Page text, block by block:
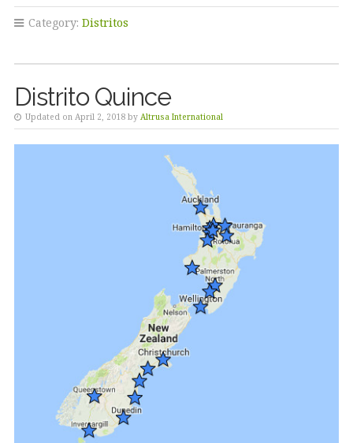
Category: Distritos
Distrito Quince
Updated on April 2, 2018 by Altrusa International